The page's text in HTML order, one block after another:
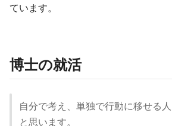
ています。
博士の就活
自分で考え、単独で行動に移せる
と思います。